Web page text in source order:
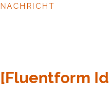
NACHRICHT
[fluentform Id